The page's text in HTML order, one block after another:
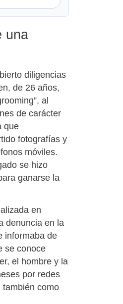
una
diligencias
de 26 años,
al
de carácter
que
fotografías y
móviles.
se hizo
ganarse la
en
denuncia en la
informaba de
se conoce
el hombre y la
por redes
también como